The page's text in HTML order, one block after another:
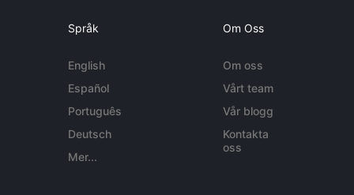
Språk
English
Español
Português
Deutsch
Mer...
Om Oss
Om oss
Vårt team
Vår blogg
Kontakta
oss